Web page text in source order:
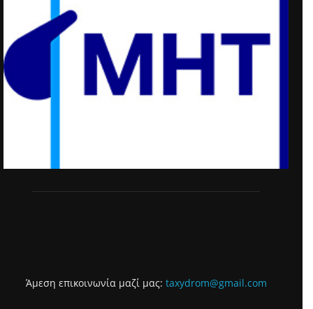
Άμεση επικοινωνία μαζί μας: taxydrom@gmail.com